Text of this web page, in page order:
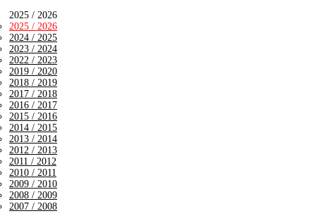
2025 / 2026
2025 / 2026
2024 / 2025
2023 / 2024
2022 / 2023
2019 / 2020
2018 / 2019
2017 / 2018
2016 / 2017
2015 / 2016
2014 / 2015
2013 / 2014
2012 / 2013
2011 / 2012
2010 / 2011
2009 / 2010
2008 / 2009
2007 / 2008